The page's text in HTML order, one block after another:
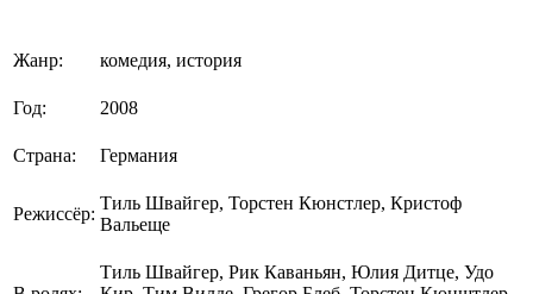
Жанр: комедия, история
Год: 2008
Страна: Германия
Режиссёр:
Тиль Швайгер, Торстен Кюнстлер, Кристоф
Вальеще
Тиль Швайгер, Рик Каваньян, Юлия Дитце, Удо